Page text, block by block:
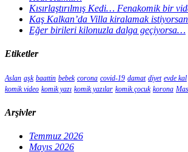
Kısırlaştırılmış Kedi… Fenakomik bir
Kaş Kalkan’da Villa kiralamak
Eğer birileri kilonuzla dalga geçiyorsa…
Etiketler
Aslan aşk baattin bebek corona covid-19 damat diyet evde kal
komik video komik yazı komik yazılar komik çocuk korona
Arşivler
Temmuz 2026
Mayıs 2026